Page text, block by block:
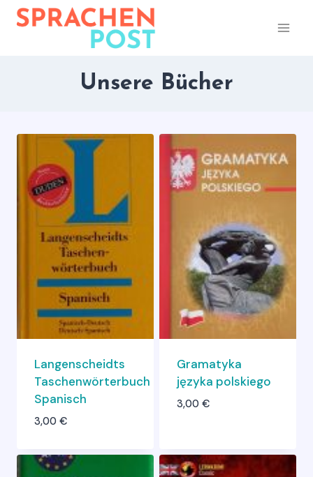
Zum
Inhalt
Unsere Bücher
Langenscheidts
Taschenwörterbuch
Spanisch
3,00 €
Gramatyka
języka polskiego
3,00 €